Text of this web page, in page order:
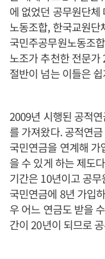
에 없었던 공무원단
노동조합, 한국교원
국민주공무원노동조
노조가 추천한 전문가
절반이 넘는 이들은
2009년 시행된 공적
를 가져왔다. 공적연
국민연금을 연계해
을 수 있게 하는 제도
기간은 10년이고 공무
국민연금에 8년 가입
우 어느 연금도 받을
간이 20년이 되므로